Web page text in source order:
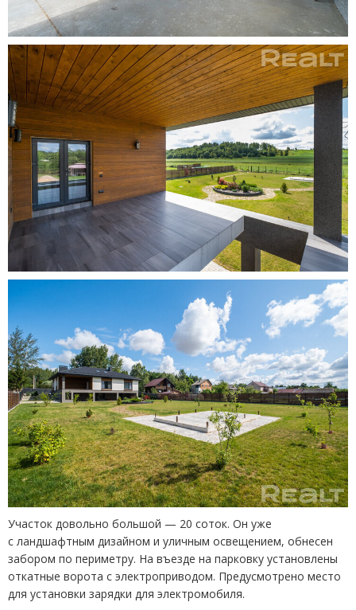
Участок довольно большой — 20 соток. Он уже
с ландшафтным дизайном и уличным освещением, обнесен
забором по периметру. На въезде на парковку установлены
откатные ворота с электроприводом. Предусмотрено место
для установки зарядки для электромобиля.